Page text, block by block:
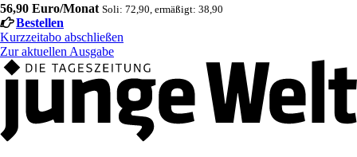
56,90 Euro/Monat Soli: 72,90, ermäßigt: 38,90
Bestellen
Kurzzeitabo abschließen
Zur aktuellen Ausgabe